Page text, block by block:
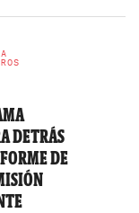
DETRÁS
DE